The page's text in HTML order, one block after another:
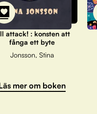
attack! : konsten att
fånga ett byte
Jonsson, Stina
mer om boken